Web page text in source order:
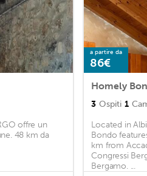
offre un
48 km da
a partire da
86€
Homely
3 Ospiti 1
Located in
Bondo
km from
Congressi
Bergamo. ...